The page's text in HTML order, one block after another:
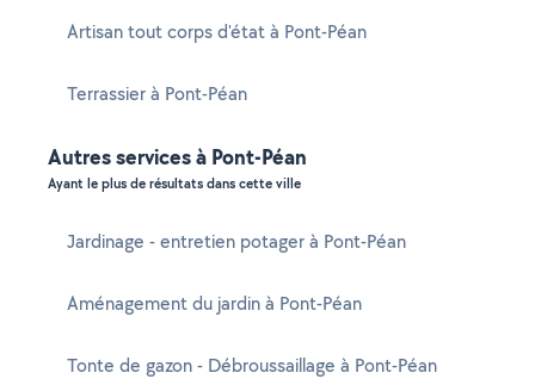
Artisan tout corps d'état à Pont-Péan
Terrassier à Pont-Péan
Autres services à Pont-Péan
Ayant le plus de résultats dans cette ville
Jardinage - entretien potager à Pont-Péan
Aménagement du jardin à Pont-Péan
Tonte de gazon - Débroussaillage à Pont-Péan